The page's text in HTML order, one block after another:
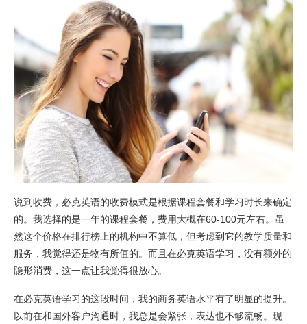
说到收费，必克英语的收费模式是根据课程套餐和学习时长来确定
的。我选择的是一年的课程套餐，费用大概在60-100元左右。虽
然这个价格在排行榜上的机构中不算低，但考虑到它的教学质量和
服务，我觉得还是物有所值的。而且在必克英语学习，没有额外的
隐形消费，这一点让我觉得很放心。
在必克英语学习的这段时间，我的商务英语水平有了明显的提升。
以前在和国外客户沟通时，我总是会紧张，表达也不够流畅。现